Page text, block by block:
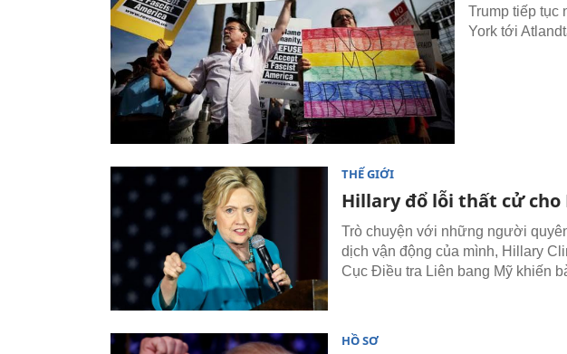
Trump tiếp tục
York tới
THẾ GIỚI
Hillary đổ lỗi thất cử cho
Trò chuyện với những người
dịch vận động của mình, Hillary
Cục Điều tra Liên bang Mỹ khiến
HỒ SƠ